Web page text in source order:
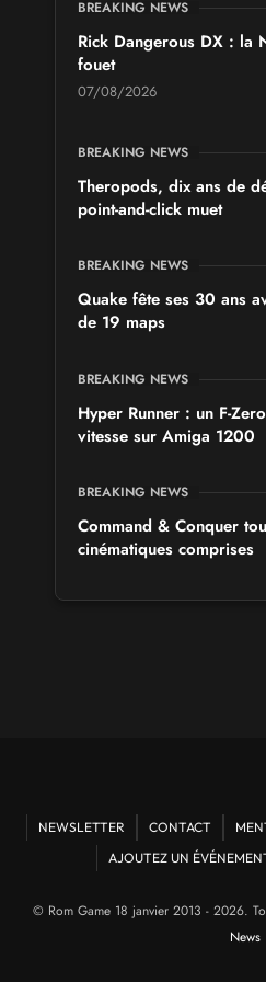
les 19 et 20 septembre 2026 -
SALONS & CONVENTIONS
Japan Manga Wave
BREAKING NEWS
Rick Dangerous DX : la
fouet
07/08/2026
BREAKING NEWS
Theropods, dix ans de
point-and-click muet
BREAKING NEWS
Quake fête ses 30 ans
de 19 maps
BREAKING NEWS
Hyper Runner : un F-
vitesse sur Amiga 1200
BREAKING NEWS
Command & Conquer
cinématiques comprises
NEWSLETTER CONTACT
AJOUTEZ UN
© Rom Game 18 janvier 2013 - 2026.
News